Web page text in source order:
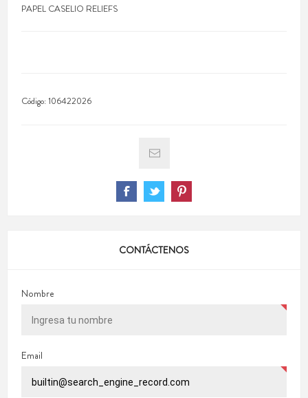
PAPEL CASELIO RELIEFS
Código:106422026
CONTÁCTENOS
Nombre
Email